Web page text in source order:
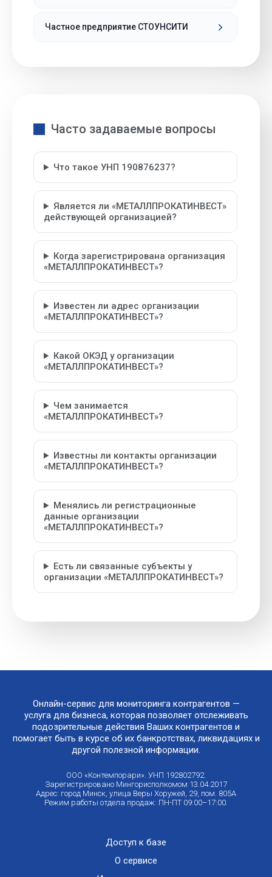
Частное предприятие СТОУНСИТИ
Часто задаваемые вопросы
Что такое УНП 190876237?
Является ли «МЕТАЛЛПРОКАТИНВЕСТ»
действующей организацией?
Когда зарегистрирована организация
«МЕТАЛЛПРОКАТИНВЕСТ»?
Известен ли адрес организации
«МЕТАЛЛПРОКАТИНВЕСТ»?
Какой ОКЭД у организации
«МЕТАЛЛПРОКАТИНВЕСТ»?
Чем занимается
«МЕТАЛЛПРОКАТИНВЕСТ»?
Известны ли контакты организации
«МЕТАЛЛПРОКАТИНВЕСТ»?
Менялись ли регистрационные
данные организации
«МЕТАЛЛПРОКАТИНВЕСТ»?
Есть ли связанные субъекты у
организации «МЕТАЛЛПРОКАТИНВЕСТ»?
Онлайн-сервис для мониторинга контрагентов —
услуга для бизнеса, которая позволяет отслеживать
подозрительные действия Ваших контрагентов и
помогает быть в курсе об их банкротствах, ликвидациях и
другой полезной информации.
ООО «Контемпорари». УНП 192802792.
Зарегистрировано Мингорисполкомом 13.04.2017
Адрес: город Минск, улица Веры Хоружей, 29, пом. 805А
Режим работы отдела продаж: ПН-ПТ 09:00–17:00.
Доступ к базе
О сервисе